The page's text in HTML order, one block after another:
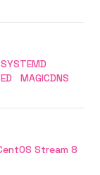
SYSTEMD
MAGICDNS
Stream 8